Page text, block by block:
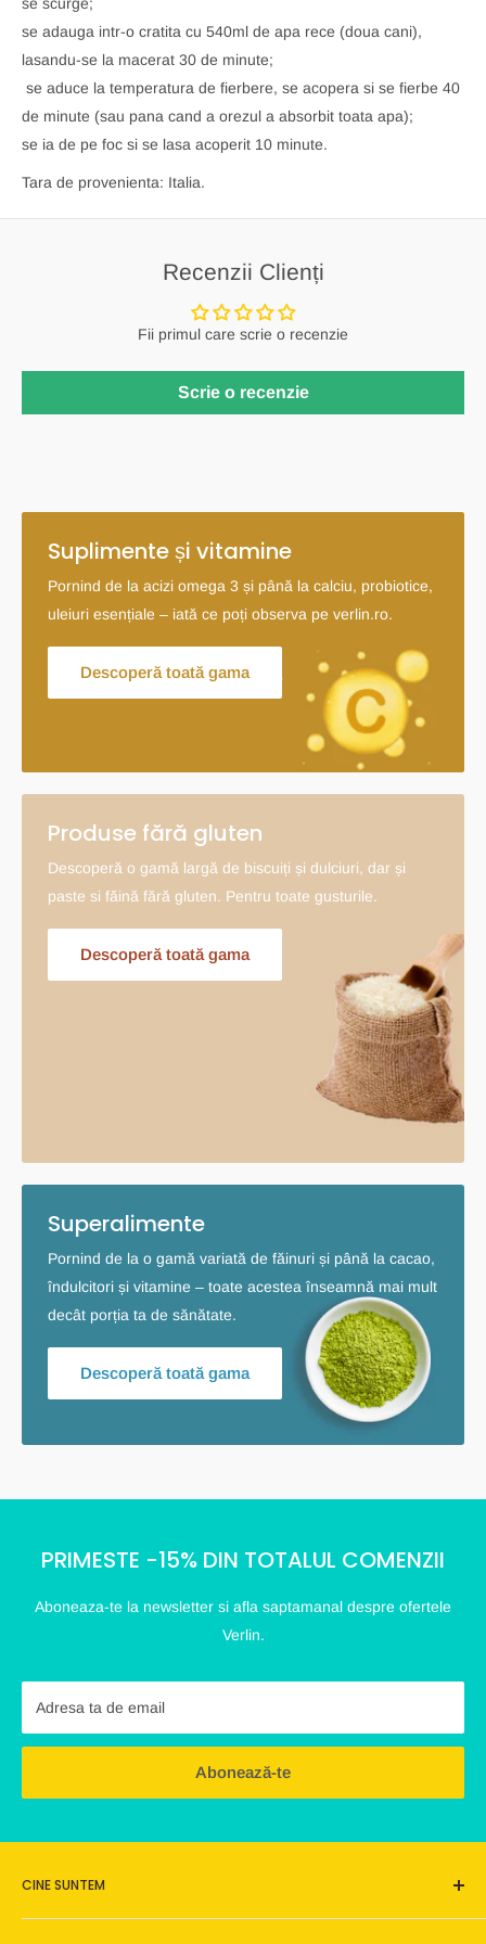
se adauga intr-o cratita cu 540ml de apa rece (doua cani),
lasandu-se la macerat 30 de minute;
se aduce la temperatura de fierbere, se acopera si se fierbe 40
de minute (sau pana cand a orezul a absorbit toata apa);
se ia de pe foc si se lasa acoperit 10 minute.
Tara de provenienta: Italia.
Recenzii Clienți
Fii primul care scrie o recenzie
Scrie o recenzie
Suplimente și vitamine
Pornind de la acizi omega 3 și până la calciu, probiotice,
uleiuri esențiale – iată ce poți observa pe verlin.ro.
Descoperă toată gama
Produse fără gluten
Descoperă o gamă largă de biscuiți și dulciuri, dar și
paste si făină fără gluten. Pentru toate gusturile.
Descoperă toată gama
Superalimente
Pornind de la o gamă variată de făinuri și până la cacao,
îndulcitori și vitamine – toate acestea înseamnă mai mult
decât porția ta de sănătate.
Descoperă toată gama
PRIMESTE -15% DIN TOTALUL COMENZII
Aboneaza-te la newsletter si afla saptamanal despre ofertele
Verlin.
Adresa ta de email
Abonează-te
CINE SUNTEM